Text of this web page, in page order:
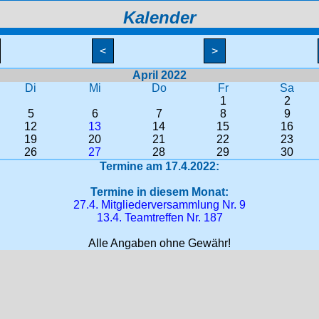
Kalender
< >
April 2022
Di Mi Do Fr Sa
1
2
5 6 7 8 9
12 13 14 15 16
19 20 21 22 23
26 27 28 29
30
Termine am 17.4.2022:
Termine in diesem Monat:
27.4. Mitgliederversammlung Nr. 9
13.4. Teamtreffen Nr. 187
Alle Angaben ohne Gewähr!